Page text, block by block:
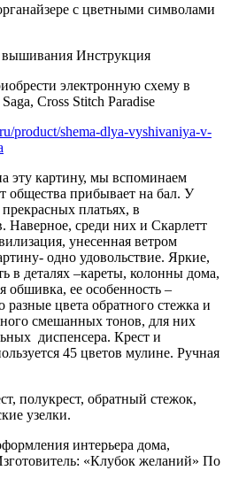
с цветными символами
вышивания Инструкция
электронную схему в
Cross Stitch Paradise
product/shema-dlya-vyshivaniya-v-
эту картину, мы вспоминаем
общества прибывает на бал. У
платьях, в
Наверное, среди них и Скарлетт
унесенная ветром
одно удовольствие. Яркие,
в деталях –кареты, колонны дома,
обшивка, ее особенность –
цвета обратного стежка и
смешанных тонов, для них
диспенсера. Крест и
45 цветов мулине. Ручная
полукрест, обратный стежок,
узелки.
интерьера дома,
«Клубок желаний» По